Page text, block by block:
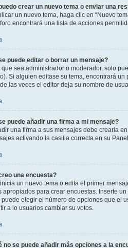
crear un nuevo tema o enviar una
un nuevo tema, haga clic en “Nuevo
encontrará una lista de acciones
puede editar o borrar un mensaje?
que sea administrador o moderador, solo
Si alguien editase su tema, encontrará
las veces el editor deja su nombre de
puede añadir una firma a mi mensaje?
una firma a sus mensajes debe crearla
activando la casilla correcta en su
una encuesta?
un nuevo tema o edita el primer
apropiados para crear encuestas. Inserte
puede elegir el número de opciones que el
a lo usuarios cambiar su votos.
no se puede añadir más opciones a la